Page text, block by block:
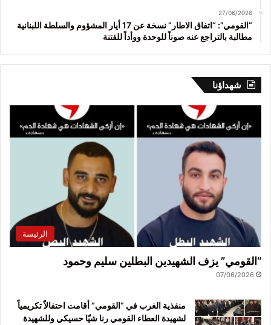
27/06/2026
“القومي”: “اتفاق الاطار” نسخة عن 17 أيار المشؤوم والسلطة اللبنانية
مطالبة بالتراجع عنه صوناً للوحدة ووأداً للفتنة
شهداؤنا
الرئيسة
“القومي” يزف الشهيدين البطلين سليم وحمود
07/06/2026
منفذية الغرب في “القومي” أقامت احتفالاً تكريمياً
لشهيدة العطاء القومي رنا شيّا حسيكي وللشهيدة